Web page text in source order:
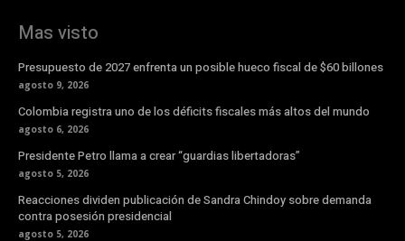
Mas visto
Presupuesto de 2027 enfrenta un posible hueco fiscal de $60 billones
agosto 9, 2026
Colombia registra uno de los déficits fiscales más altos del mundo
agosto 6, 2026
Presidente Petro llama a crear “guardias libertadoras”
agosto 5, 2026
Reacciones dividen publicación de Sandra Chindoy sobre demanda
contra posesión presidencial
agosto 5, 2026